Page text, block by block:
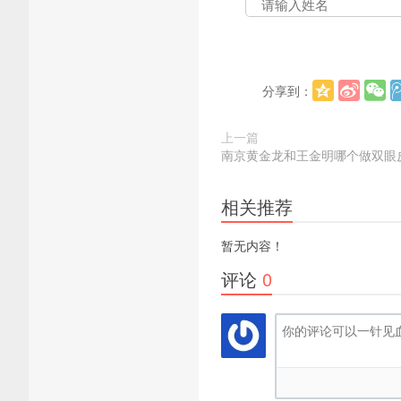
分享到：
上一篇
南京黄金龙和王金明哪个做双眼
相关推荐
暂无内容！
评论 0